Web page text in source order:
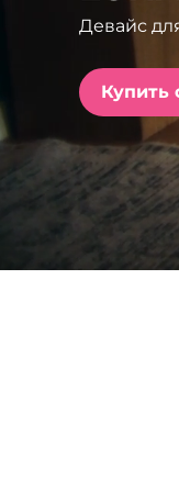
Девайс
Купить
issa™ Teeth
FAQ™ Dual
ПОДАРКИ